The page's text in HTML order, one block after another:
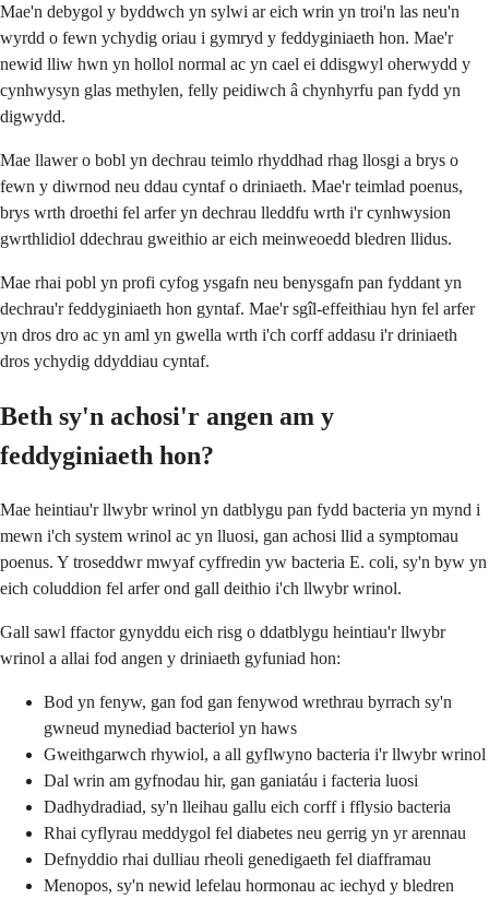
Mae'n debygol y byddwch yn sylwi ar eich wrin yn troi'n las neu'n
wyrdd o fewn ychydig oriau i gymryd y feddyginiaeth hon. Mae'r
newid lliw hwn yn hollol normal ac yn cael ei ddisgwyl oherwydd y
cynhwysyn glas methylen, felly peidiwch â chynhyrfu pan fydd yn
digwydd.
Mae llawer o bobl yn dechrau teimlo rhyddhad rhag llosgi a brys o
fewn y diwrnod neu ddau cyntaf o driniaeth. Mae'r teimlad poenus,
brys wrth droethi fel arfer yn dechrau lleddfu wrth i'r cynhwysion
gwrthlidiol ddechrau gweithio ar eich meinweoedd bledren llidus.
Mae rhai pobl yn profi cyfog ysgafn neu benysgafn pan fyddant yn
dechrau'r feddyginiaeth hon gyntaf. Mae'r sgîl-effeithiau hyn fel arfer
yn dros dro ac yn aml yn gwella wrth i'ch corff addasu i'r driniaeth
dros ychydig ddyddiau cyntaf.
Beth sy'n achosi'r angen am y
feddyginiaeth hon?
Mae heintiau'r llwybr wrinol yn datblygu pan fydd bacteria yn mynd i
mewn i'ch system wrinol ac yn lluosi, gan achosi llid a symptomau
poenus. Y troseddwr mwyaf cyffredin yw bacteria E. coli, sy'n byw yn
eich coluddion fel arfer ond gall deithio i'ch llwybr wrinol.
Gall sawl ffactor gynyddu eich risg o ddatblygu heintiau'r llwybr
wrinol a allai fod angen y driniaeth gyfuniad hon:
Bod yn fenyw, gan fod gan fenywod wrethrau byrrach sy'n
gwneud mynediad bacteriol yn haws
Gweithgarwch rhywiol, a all gyflwyno bacteria i'r llwybr wrinol
Dal wrin am gyfnodau hir, gan ganiatáu i facteria luosi
Dadhydradiad, sy'n lleihau gallu eich corff i fflysio bacteria
Rhai cyflyrau meddygol fel diabetes neu gerrig yn yr arennau
Defnyddio rhai dulliau rheoli genedigaeth fel diafframau
Menopos, sy'n newid lefelau hormonau ac iechyd y bledren